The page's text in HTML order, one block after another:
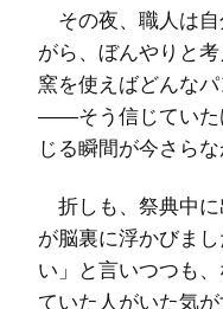
その夜、職人は
がら、ぼんやりと
窯を使えばどんな
――そう信じていた
じる瞬間が今さら
折しも、祭典中
が脳裏に浮かびま
い」と言いつつも
ていた人がいた気